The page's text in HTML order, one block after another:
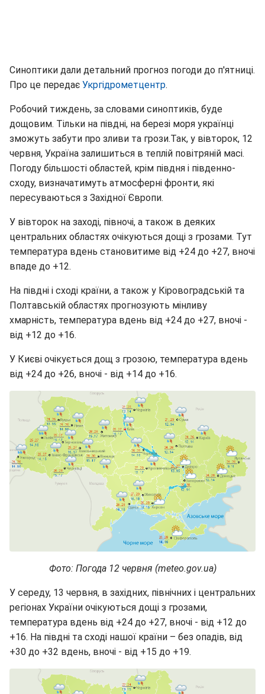
Синоптики дали детальний прогноз погоди до п'ятниці.
Про це передає Укргідрометцентр.
Робочий тиждень, за словами синоптиків, буде
дощовим. Тільки на півдні, на березі моря українці
зможуть забути про зливи та грози.Так, у вівторок, 12
червня, Україна залишиться в теплій повітряній масі.
Погоду більшості областей, крім півдня і південно-
сходу, визначатимуть атмосферні фронти, які
пересуваються з Західної Європи.
У вівторок на заході, півночі, а також в деяких
центральних областях очікуються дощі з грозами. Тут
температура вдень становитиме від +24 до +27, вночі
впаде до +12.
На півдні і сході країни, а також у Кіровоградській та
Полтавській областях прогнозують мінливу
хмарність, температура вдень від +24 до +27, вночі -
від +12 до +16.
У Києві очікується дощ з грозою, температура вдень
від +24 до +26, вночі - від +14 до +16.
Фото: Погода 12 червня (meteo.gov.ua)
У середу, 13 червня, в західних, північних і центральних
регіонах України очікуються дощі з грозами,
температура вдень від +24 до +27, вночі - від +12 до
+16. На півдні та сході нашої країни – без опадів, від
+30 до +32 вдень, вночі - від +15 до +19.